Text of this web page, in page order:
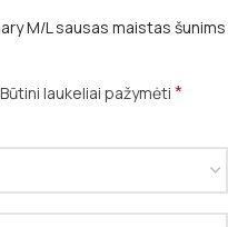
M/L sausas maistas šunims
Būtini laukeliai pažymėti *